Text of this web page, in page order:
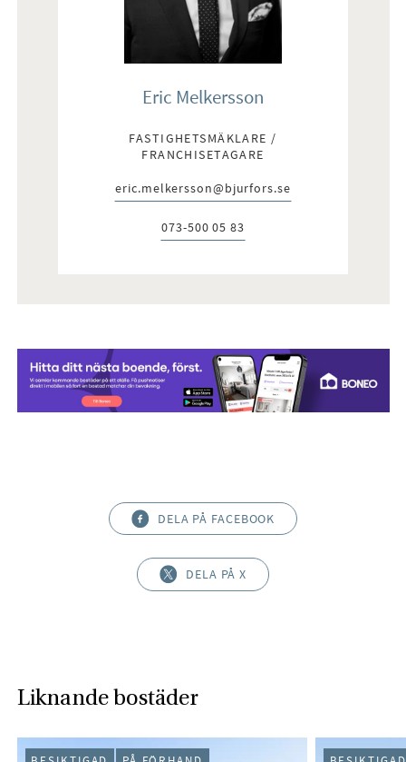
Eric Melkersson
FASTIGHETSMÄKLARE /
FRANCHISETAGARE
E-post:
eric.melkersson@bjurfors.se
Telefon:
073-500 05 83
DELA PÅ FACEBOOK
DELA PÅ X
Liknande bostäder